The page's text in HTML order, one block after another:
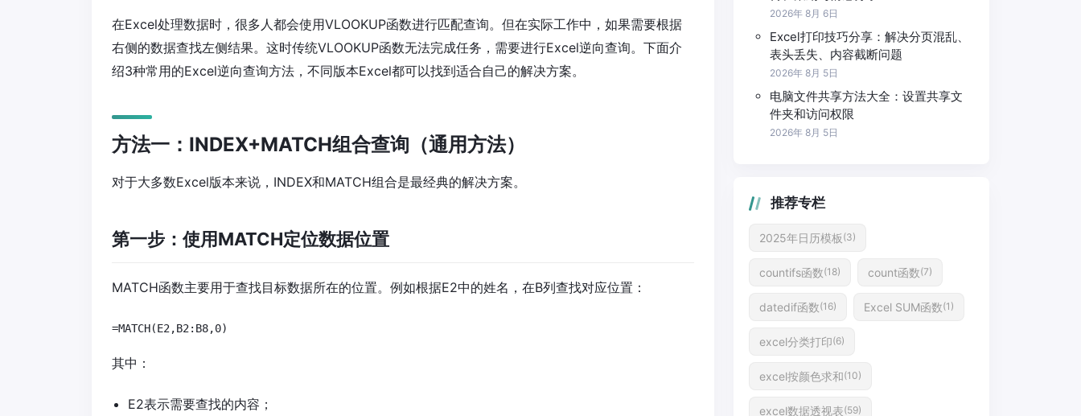
在Excel处理数据时，很多人都会使用VLOOKUP函数进行匹配查询。但在实际工作中，如果需要根据
右侧的数据查找左侧结果。这时传统VLOOKUP函数无法完成任务，需要进行Excel逆向查询。下面介
绍3种常用的Excel逆向查询方法，不同版本Excel都可以找到适合自己的解决方案。
方法一：INDEX+MATCH组合查询（通用方法）
对于大多数Excel版本来说，INDEX和MATCH组合是最经典的解决方案。
第一步：使用MATCH定位数据位置
MATCH函数主要用于查找目标数据所在的位置。例如根据E2中的姓名，在B列查找对应位置：
=MATCH(E2,B2:B8,0)
其中：
E2表示需要查找的内容；
2026年 8月 6日
Excel打印技巧分享：解决分页混乱、
表头丢失、内容截断问题
2026年 8月 5日
电脑文件共享方法大全：设置共享文
件夹和访问权限
2026年 8月 5日
推荐专栏
2025年日历模板 (3)
countifs函数(18) count函数(7)
datedif函数(16) Excel SUM函数(1)
excel分类打印(6)
excel按颜色求和(10)
excel数据透视表(59)